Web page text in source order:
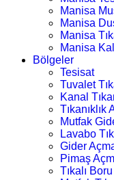
Manisa
Manisa
Manisa
Manisa
Bölgeler
Tesisat
Tuvalet
Kanal
Tıkanıklık
Mutfak
Lavabo
Gider
Pimaş
Tıkalı